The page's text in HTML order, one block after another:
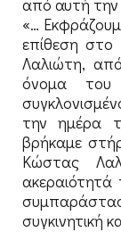
από αυτή
«…
επίθεση
Λαλιώτη,
όνομα του
την ημέρα
βρήκαμε
Κώστας
συγκινητική